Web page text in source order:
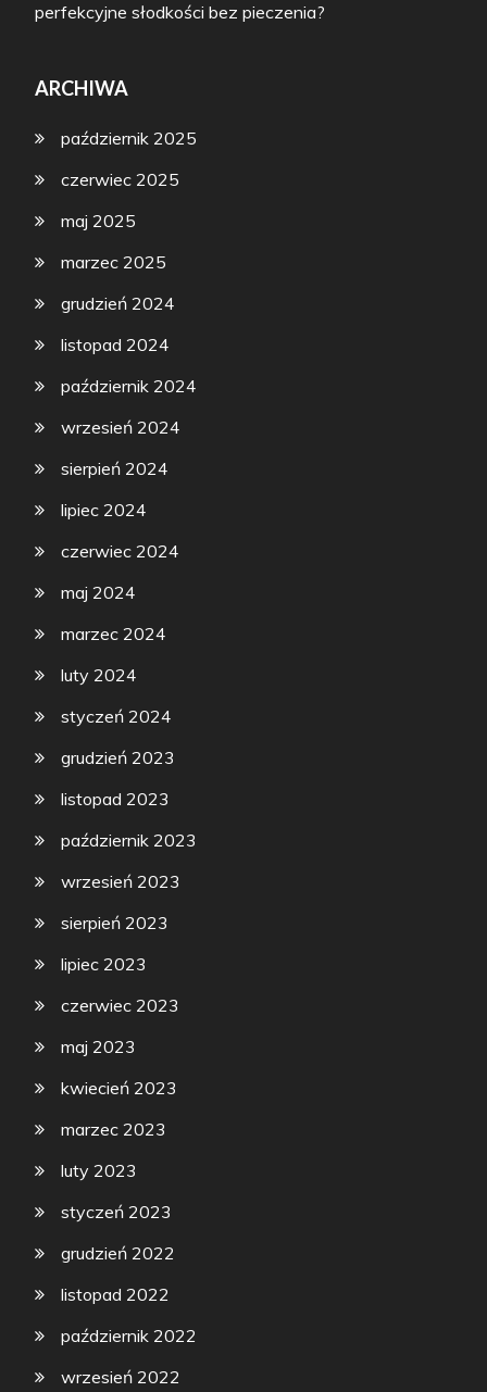
perfekcyjne słodkości bez pieczenia?
ARCHIWA
październik 2025
czerwiec 2025
maj 2025
marzec 2025
grudzień 2024
listopad 2024
październik 2024
wrzesień 2024
sierpień 2024
lipiec 2024
czerwiec 2024
maj 2024
marzec 2024
luty 2024
styczeń 2024
grudzień 2023
listopad 2023
październik 2023
wrzesień 2023
sierpień 2023
lipiec 2023
czerwiec 2023
maj 2023
kwiecień 2023
marzec 2023
luty 2023
styczeń 2023
grudzień 2022
listopad 2022
październik 2022
wrzesień 2022